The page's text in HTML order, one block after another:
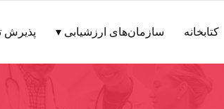
کتابخانه سازمان‌های ارزشیابی ▾ پذیرش